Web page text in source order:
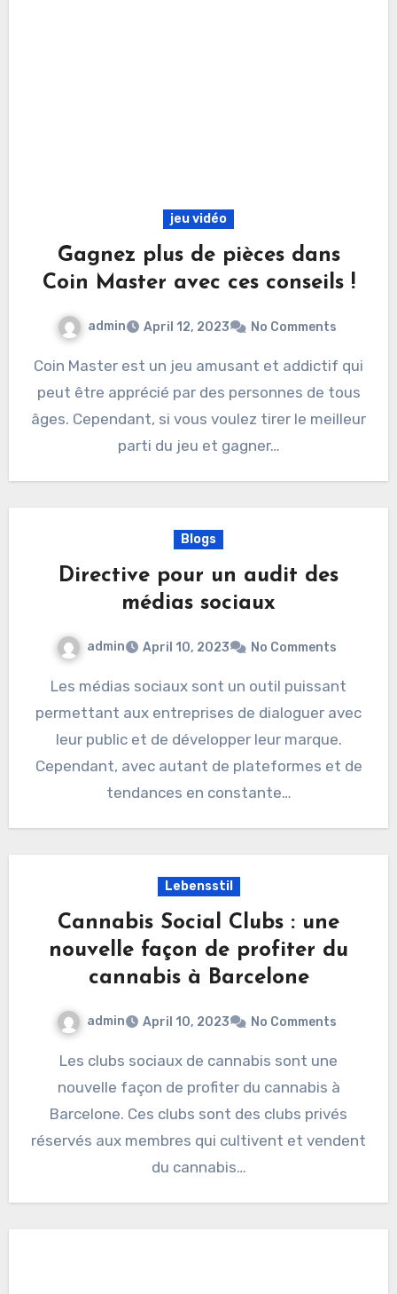
jeu vidéo
Gagnez plus de pièces dans
Coin Master avec ces conseils !
admin April 12, 2023 No Comments
Coin Master est un jeu amusant et addictif qui
peut être apprécié par des personnes de tous
âges. Cependant, si vous voulez tirer le meilleur
parti du jeu et gagner…
Blogs
Directive pour un audit des
médias sociaux
admin April 10, 2023 No Comments
Les médias sociaux sont un outil puissant
permettant aux entreprises de dialoguer avec
leur public et de développer leur marque.
Cependant, avec autant de plateformes et de
tendances en constante…
Lebensstil
Cannabis Social Clubs : une
nouvelle façon de profiter du
cannabis à Barcelone
admin April 10, 2023 No Comments
Les clubs sociaux de cannabis sont une
nouvelle façon de profiter du cannabis à
Barcelone. Ces clubs sont des clubs privés
réservés aux membres qui cultivent et vendent
du cannabis…